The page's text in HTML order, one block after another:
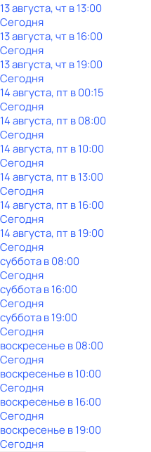
13 августа, чт в 13:00
Сегодня
13 августа, чт в 16:00
Сегодня
13 августа, чт в 19:00
Сегодня
14 августа, пт в 00:15
Сегодня
14 августа, пт в 08:00
Сегодня
14 августа, пт в 10:00
Сегодня
14 августа, пт в 13:00
Сегодня
14 августа, пт в 16:00
Сегодня
14 августа, пт в 19:00
Сегодня
субботав08:00
Сегодня
субботав16:00
Сегодня
субботав19:00
Сегодня
воскресенье в08:00
Сегодня
воскресенье в10:00
Сегодня
воскресенье в16:00
Сегодня
воскресенье в19:00
Сегодня